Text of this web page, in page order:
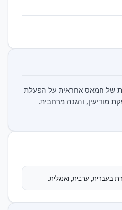
של חמאס אחראית על הפעלת
מודיעין, והגנה מרחבית.
בעברית, ערבית, ואנגלית.